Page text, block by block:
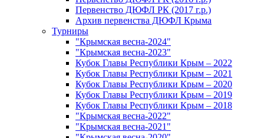
Первенство ДЮФЛ РК (2017 г.р.)
Архив первенства ДЮФЛ Крыма
Турниры
"Крымская весна-2024"
"Крымская весна-2023"
Кубок Главы Республики Крым – 2022
Кубок Главы Республики Крым – 2021
Кубок Главы Республики Крым – 2020
Кубок Главы Республики Крым – 2019
Кубок Главы Республики Крым – 2018
"Крымская весна-2022"
"Крымская весна-2021"